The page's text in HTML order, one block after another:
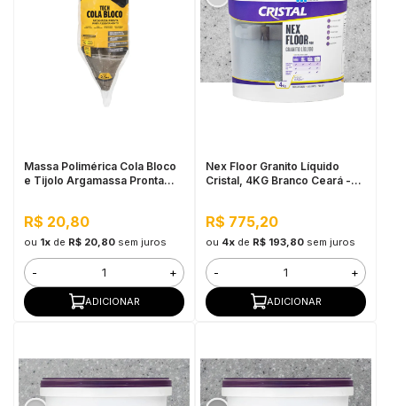
Massa Polimérica Cola Bloco
e Tijolo Argamassa Pronta
R$ 20,80
ou 1xde R$ 20,80 sem juros
- +
ADICIONAR
Nex Floor Granito Líquido
Cristal, 4KG Branco Ceará -
R$ 775,20
ou 4xde R$ 193,80 sem juros
- +
ADICIONAR